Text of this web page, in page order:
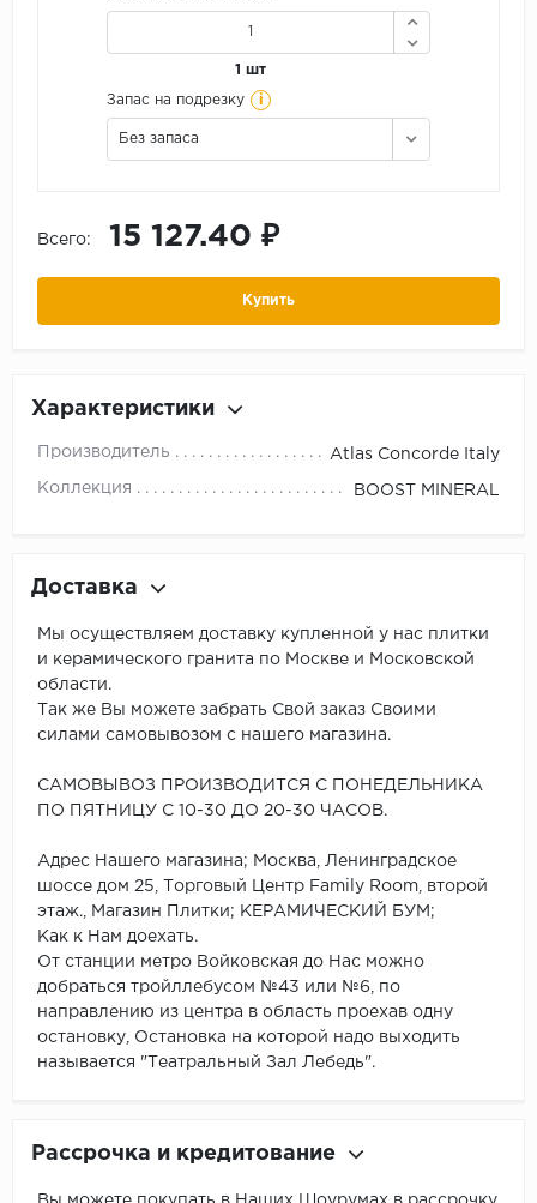
1 шт
Запас на подрезку i
Без запаса
Всего: 15 127.40 ₽
Купить
Характеристики
Производитель Atlas Concorde Italy
Коллекция BOOST MINERAL
Доставка
Мы осуществляем доставку купленной у нас плитки
и керамического гранита по Москве и Московской
области.
Так же Вы можете забрать Свой заказ Своими
силами самовывозом с нашего магазина.
САМОВЫВОЗ ПРОИЗВОДИТСЯ С ПОНЕДЕЛЬНИКА
ПО ПЯТНИЦУ С 10-30 ДО 20-30 ЧАСОВ.
Адрес Нашего магазина; Москва, Ленинградское
шоссе дом 25, Торговый Центр Family Room, второй
этаж., Магазин Плитки; КЕРАМИЧЕСКИЙ БУМ;
Как к Нам доехать.
От станции метро Войковская до Нас можно
добраться тройллебусом №43 или №6, по
направлению из центра в область проехав одну
остановку, Остановка на которой надо выходить
называется "Театральный Зал Лебедь".
Рассрочка и кредитование